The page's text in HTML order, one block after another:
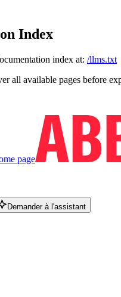
Index
index at: /llms.txt
all available pages before
page
Demander à l'assistant